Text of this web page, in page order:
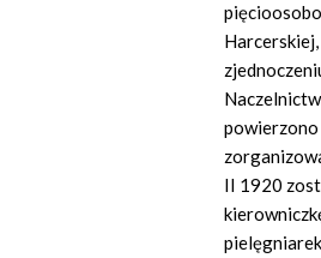
II 1920